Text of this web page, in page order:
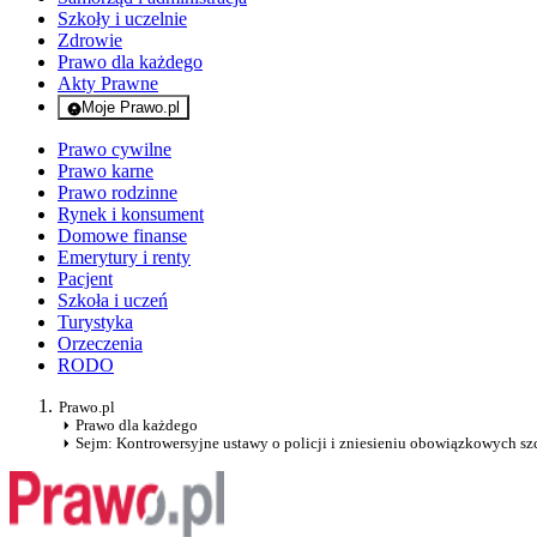
Szkoły i uczelnie
Zdrowie
Prawo dla każdego
Akty Prawne
Moje Prawo.pl
- rejestracja i logowanie do serwisu
Prawo cywilne
Prawo karne
Prawo rodzinne
Rynek i konsument
Domowe finanse
Emerytury i renty
Pacjent
Szkoła i uczeń
Turystyka
Orzeczenia
RODO
Prawo.pl
Prawo dla każdego
Sejm: Kontrowersyjne ustawy o policji i zniesieniu obowiązkowych